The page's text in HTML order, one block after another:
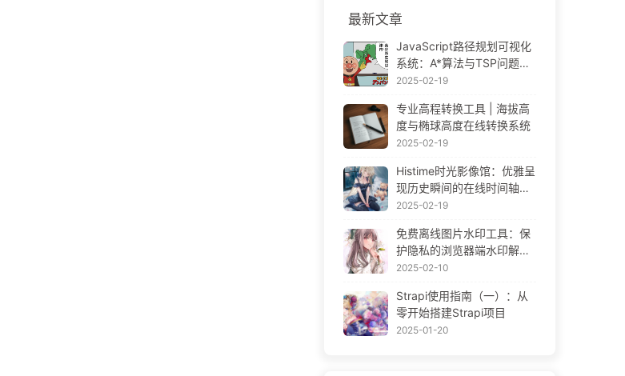
最新文章
JavaScript路径规划可视化
系统：A*算法与TSP问题解
决方案
2025-02-19
专业高程转换工具 | 海拔高
度与椭球高度在线转换系统
2025-02-19
Histime时光影像馆：优雅呈
现历史瞬间的在线时间轴相
册 | Historical Photo Timeli
2025-02-19
免费离线图片水印工具：保
护隐私的浏览器端水印解决
方案 | Free Offline Image
2025-02-10
Strapi使用指南（一）：从
零开始搭建Strapi项目
2025-01-20